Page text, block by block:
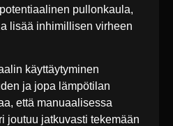
pullonkaula,
lisää inhimillisen virheen
käyttäytyminen
ja jopa lämpötilan
että manuaalisessa
joutuu jatkuvasti tekemään